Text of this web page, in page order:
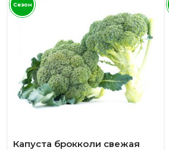
Капуста брокколи свежая
Сезон